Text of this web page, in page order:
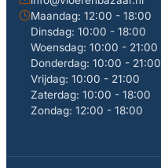
Maandag: 12:00 - 18:00
Dinsdag: 10:00 - 18:00
Woensdag: 10:00 - 21:00
Donderdag: 10:00 - 21:00
Vrijdag: 10:00 - 21:00
Zaterdag: 10:00 - 18:00
Zondag: 12:00 - 18:00